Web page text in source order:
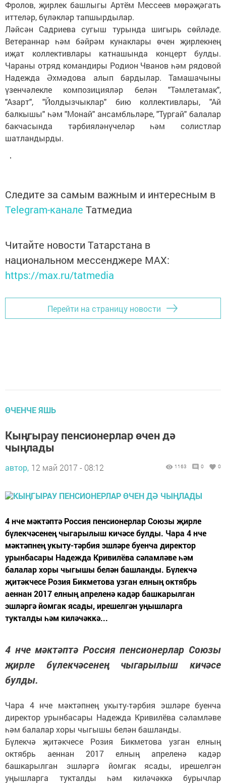
Фролов, җирлек башлыгы Артём Мессеев мөрәҗәгать
иттеләр, бүләкләр тапшырдылар.
Ләйсән Садриева сугыш турында шигырь сөйләде.
Ветераннар һәм бәйрәм кунаклары өчен җирлекнең
иҗат коллективлары катнашында концерт булды.
Чараны отряд командиры Родион Чванов һәм рядовой
Надежда Әхмәдова алып бардылар. Тамашачыны
үзенчәлекле композицияләр белән "Тәмлетамак",
"Азарт", "Йолдызчыклар" бию коллективлары, "Ай
балкышы" һәм "Монай" ансамбльләре, "Тургай" балалар
бакчасында тәрбияләнүчеләр һәм солистлар
шатландырды.
Следите за самым важным и интересным в
Telegram-канале Татмедиа
Читайте новости Татарстана в
национальном мессенджере MАХ:
https://max.ru/tatmedia
Перейти на страницу новости
ӨЧЕНЧЕ ЯШЬ
Кыңгырау пенсионерлар өчен дә
чыңлады
автор, 12 май 2017 - 08:12 1163 0 0
4 нче мәктәптә Россия пенсионерлар Союзы җирле
бүлекчәсенең чыгарылыш кичәсе булды. Чара 4 нче
мәктәпнең укыту-тәрбия эшләре буенча директор
урынбасары Надежда Кривилёва сәламләве һәм
балалар хоры чыгышы белән башланды. Бүлекчә
җитәкчесе Розия Бикметова узган елның октябрь
аеннан 2017 елның апреленә кадәр башкарылган
эшләргә йомгак ясады, ирешелгән уңышларга
тукталды һәм киләчәккә...
4 нче мәктәптә Россия пенсионерлар Союзы
җирле бүлекчәсенең чыгарылыш кичәсе
булды.
Чара 4 нче мәктәпнең укыту-тәрбия эшләре буенча
директор урынбасары Надежда Кривилёва сәламләве
һәм балалар хоры чыгышы белән башланды.
Бүлекчә җитәкчесе Розия Бикметова узган елның
октябрь аеннан 2017 елның апреленә кадәр
башкарылган эшләргә йомгак ясады, ирешелгән
уңышларга тукталды һәм киләчәккә бурычлар